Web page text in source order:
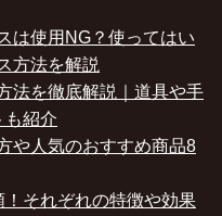
は使用NG？使ってはい
方法を解説
法を徹底解説｜道具や手
も紹介
や人気のおすすめ商品8
それぞれの特徴や効果